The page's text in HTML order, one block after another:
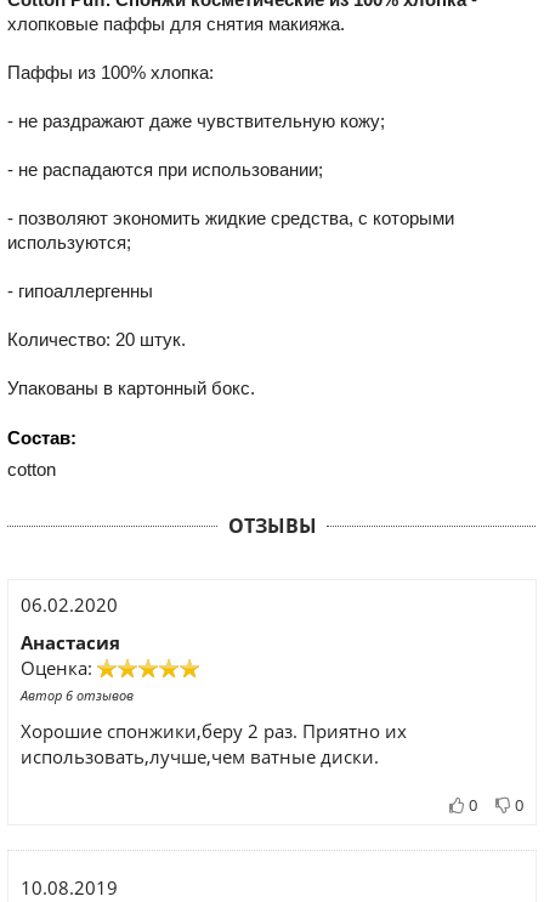
хлопковые паффы для снятия макияжа.
Паффы из 100% хлопка:
- не раздражают даже чувствительную кожу;
- не распадаются при использовании;
- позволяют экономить жидкие средства, с которыми
используются;
- гипоаллергенны
Количество: 20 штук.
Упакованы в картонный бокс.
Состав:
cotton
ОТЗЫВЫ
06.02.2020
Анастасия
Оценка:
Автор 6 отзывов
Хорошие спонжики,беру 2 раз. Приятно их
использовать,лучше,чем ватные диски.
0 0
10.08.2019